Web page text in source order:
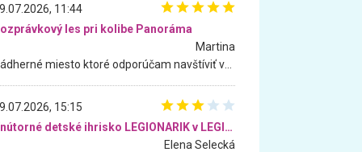
11:44
les pri kolibe Panoráma
Martina
15:15
Vnútorné detské ihrisko LEGIONARIK v LEGIA Fitness
Elena Selecká